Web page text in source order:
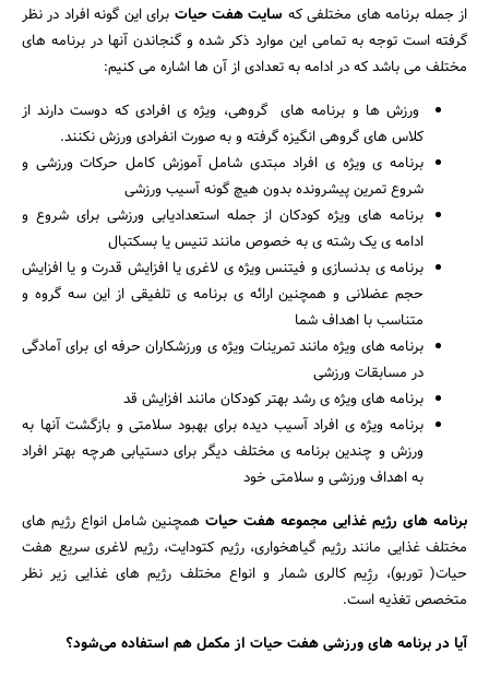
از جمله برنامه های مختلفی که سایت هفت حیات برای این گونه افراد در نظر
گرفته است توجه به تمامی این موارد ذکر شده و گنجاندن آنها در برنامه های
مختلف می باشد که در ادامه به تعدادی از آن ها اشاره می کنیم:
ورزش ها و برنامه های گروهی، ویژه ی افرادی که دوست دارند از
کلاس های گروهی انگیزه گرفته و به صورت انفرادی ورزش نکنند.
برنامه ی ویژه ی افراد مبتدی شامل آموزش کامل حرکات ورزشی و
شروع تمرین پیشرونده بدون هیچ گونه آسیب ورزشی
برنامه های ویژه کودکان از جمله استعدادیابی ورزشی برای شروع و
ادامه ی یک رشته ی به خصوص مانند تنیس یا بسکتبال
برنامه ی بدنسازی و فیتنس ویژه ی لاغری یا افزایش قدرت و یا افزایش
حجم عضلانی و همچنین ارائه ی برنامه ی تلفیقی از این سه گروه و
متناسب با اهداف شما
برنامه های ویژه مانند تمرینات ویژه ی ورزشکاران حرفه ای برای آمادگی
در مسابقات ورزشی
برنامه های ویژه ی رشد بهتر کودکان مانند افزایش قد
برنامه ویژه ی افراد آسیب دیده برای بهبود سلامتی و بازگشت آنها به
ورزش و چندین برنامه ی مختلف دیگر برای دستیابی هرچه بهتر افراد
به اهداف ورزشی و سلامتی خود
برنامه های رژیم غذایی مجموعه هفت حیات همچنین شامل انواع رژیم های
مختلف غذایی مانند رژیم گیاهخواری، رژیم کتودایت، رژیم لاغری سریع هفت
حیات( توربو)، رژِیم کالری شمار و انواع مختلف رژیم های غذایی زیر نظر
متخصص تغذیه است.
آیا در برنامه های ورزشی هفت حیات از مکمل هم استفاده می‌شود؟